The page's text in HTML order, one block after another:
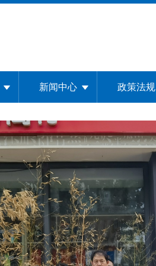
新闻中心 政策法规